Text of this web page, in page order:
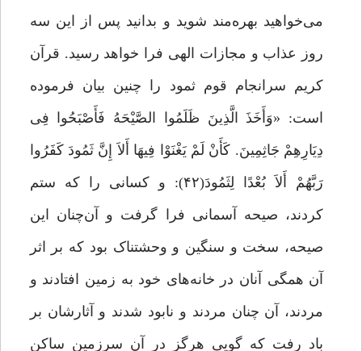
می‌خواهید بهره‌مند شوید و بدانید پس از این سه
روز عذاب و مجازات الهى فرا خواهد رسید. قرآن
کریم سرانجام قوم ثمود را چنین بیان فرموده
است: «وَأَخَذَ الَّذِینَ ظَلَمُوا الصَّیْحَهُ فَأَصْبَحُوا فِی
دِیَارِهِمْ جَاثِمِینَ. کَأَنْ لَمْ یَغْنَوْا فِیهَا أَلاَ إِنَّ ثَمُودَ کَفَرُوا
رَبَّهُمْ أَلاَ بُعْدًا لِثَمُودَ(۴۲): و کسانى را که ستم
کردند، صیحه آسمانى فرا گرفت و آن‌چنان این
صیحه، سخت و سنگین و وحشتناک بود که بر اثر
آن همگى آنان در خانه‌های خود به زمین افتادند و
مردند، آن چنان مردند و نابود شدند و آثارشان بر
باد رفت که گویى هرگز در آن سرزمین ساکن